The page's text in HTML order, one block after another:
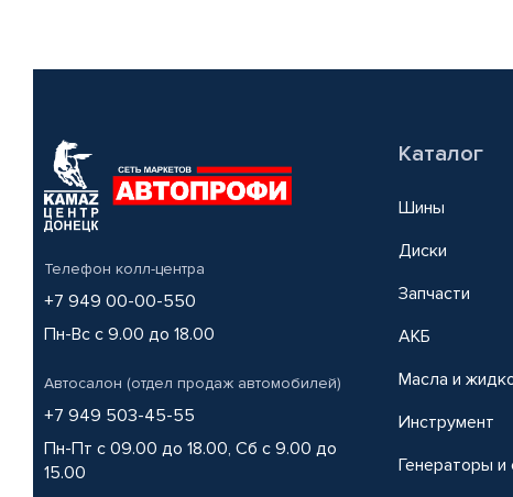
Телефон колл-центра
+7 949 00-00-550
Пн-Вс с 9.00 до 18.00
Автосалон (отдел продаж автомобилей)
+7 949 503-45-55
Пн-Пт с 09.00 до 18.00, Сб с 9.00 до
15.00
Каталог
Шины
Диски
Запчасти
АКБ
Масла и
Инструмент
Генераторы и